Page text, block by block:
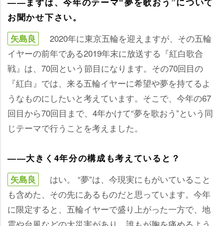
お聞かせ下さい。
矢島良
2020年に東京五輪を迎えますが、その五輪
イヤーの前年である2019年末に放送する『紅白歌合
戦』は、70回という節目になります。その70回目の
『紅白』では、来る五輪イヤーに希望や夢を持てるよ
うなものにしたいと考えています。そこで、今年の67
回目から70回目まで、4年かけて“夢を歌おう”という同
じテーマで行うことを考えました。
――大きく4年分の構成も考えていると？
矢島良
はい。 “夢”は、今現実にもがいていること
も含めた、その先にあるものだと思っています。今年
に限定すると、五輪イヤーで盛り上がった一方で、地